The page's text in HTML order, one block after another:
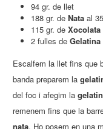
94 gr. de llet
188 gr. deNata al
115 gr. deXocolata
2 fulles deGelatina
Escalfem la llet fins que
banda preparem la
del foc i afegim la
remenem fins que la
nata. Ho posem en una